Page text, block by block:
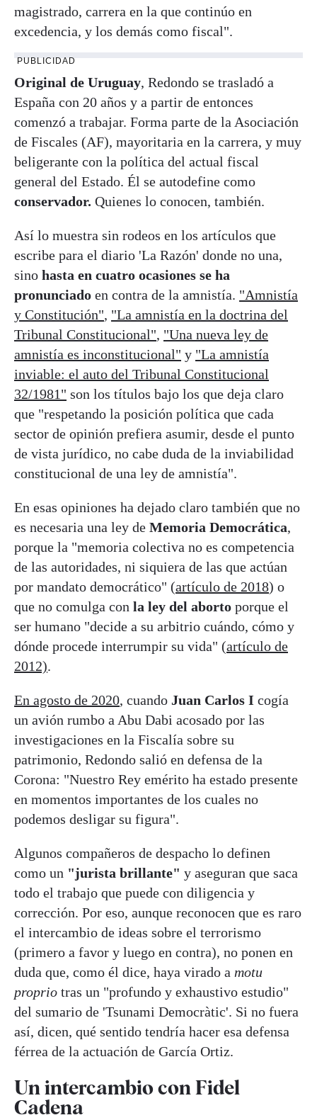
magistrado, carrera en la que continúo en
excedencia, y los demás como fiscal".
PUBLICIDAD
Original de Uruguay, Redondo se trasladó a
España con 20 años y a partir de entonces
comenzó a trabajar. Forma parte de la Asociación
de Fiscales (AF), mayoritaria en la carrera, y muy
beligerante con la política del actual fiscal
general del Estado. Él se autodefine como
conservador. Quienes lo conocen, también.
Así lo muestra sin rodeos en los artículos que
escribe para el diario 'La Razón' donde no una,
sino hasta en cuatro ocasiones se ha
pronunciado en contra de la amnistía. "Amnistía
y Constitución", "La amnistía en la doctrina del
Tribunal Constitucional", "Una nueva ley de
amnistía es inconstitucional" y "La amnistía
inviable: el auto del Tribunal Constitucional
32/1981" son los títulos bajo los que deja claro
que "respetando la posición política que cada
sector de opinión prefiera asumir, desde el punto
de vista jurídico, no cabe duda de la inviabilidad
constitucional de una ley de amnistía".
En esas opiniones ha dejado claro también que no
es necesaria una ley de Memoria Democrática,
porque la "memoria colectiva no es competencia
de las autoridades, ni siquiera de las que actúan
por mandato democrático" (artículo de 2018) o
que no comulga con la ley del aborto porque el
ser humano "decide a su arbitrio cuándo, cómo y
dónde procede interrumpir su vida" (artículo de
2012).
En agosto de 2020, cuando Juan Carlos I cogía
un avión rumbo a Abu Dabi acosado por las
investigaciones en la Fiscalía sobre su
patrimonio, Redondo salió en defensa de la
Corona: "Nuestro Rey emérito ha estado presente
en momentos importantes de los cuales no
podemos desligar su figura".
Algunos compañeros de despacho lo definen
como un "jurista brillante" y aseguran que saca
todo el trabajo que puede con diligencia y
corrección. Por eso, aunque reconocen que es raro
el intercambio de ideas sobre el terrorismo
(primero a favor y luego en contra), no ponen en
duda que, como él dice, haya virado a motu
proprio tras un "profundo y exhaustivo estudio"
del sumario de 'Tsunami Democràtic'. Si no fuera
así, dicen, qué sentido tendría hacer esa defensa
férrea de la actuación de García Ortiz.
Un intercambio con Fidel
Cadena